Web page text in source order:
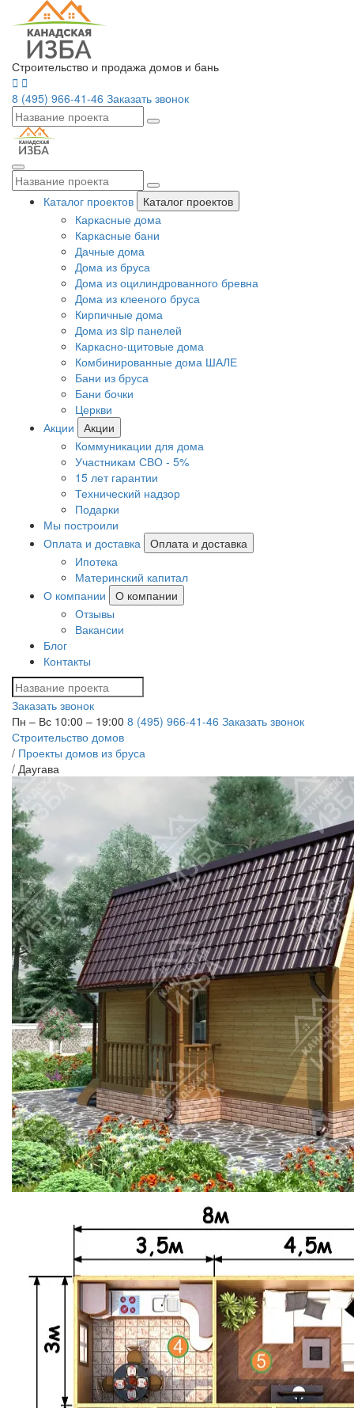
Строительство и продажа домов и бань
8 (495) 966-41-46 Заказать звонок
Каталог проектов
Каталог проектов
Каркасные дома
Каркасные бани
Дачные дома
Дома из бруса
Дома из оцилиндрованного бревна
Дома из клееного бруса
Кирпичные дома
Дома из sip панелей
Каркасно-щитовые дома
Комбинированные дома ШАЛЕ
Бани из бруса
Бани бочки
Церкви
Акции
Акции
Коммуникации для дома
Участникам СВО - 5%
15 лет гарантии
Технический надзор
Подарки
Мы построили
Оплата и доставка
Оплата и доставка
Ипотека
Материнский капитал
О компании
О компании
Отзывы
Вакансии
Блог
Контакты
Заказать звонок
Пн – Вс 10:00 – 19:00 8 (495) 966-41-46 Заказать звонок
Строительство домов
/ Проекты домов из бруса
/ Даугава